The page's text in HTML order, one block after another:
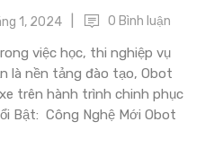
1, 2024 0 Bình luận
việc học, thi nghiệp vụ
là nền tảng đào tạo, Obot
trên hành trình chinh phục
Bật: Công Nghệ Mới Obot